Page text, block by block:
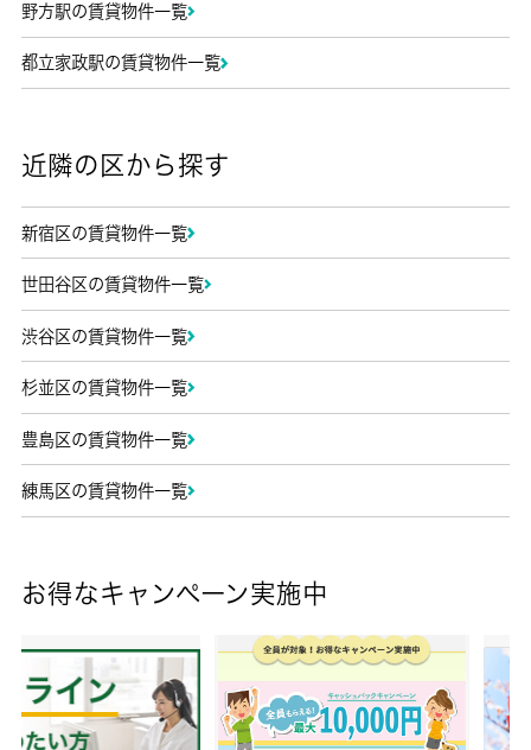
野方駅の賃貸物件一覧
都立家政駅の賃貸物件一覧
近隣の区から探す
新宿区の賃貸物件一覧
世田谷区の賃貸物件一覧
渋谷区の賃貸物件一覧
杉並区の賃貸物件一覧
豊島区の賃貸物件一覧
練馬区の賃貸物件一覧
お得なキャンペーン実施中